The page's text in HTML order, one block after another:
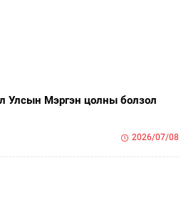
Улсын Мэргэн цолны болзол
2026/07/08